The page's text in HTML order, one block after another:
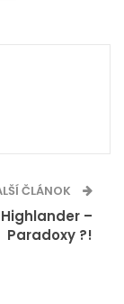
ČLÁNOK
–
Paradoxy ?!